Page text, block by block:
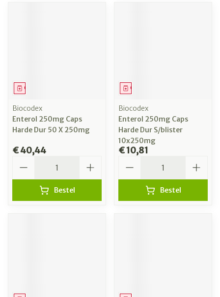
Geneesmiddel
Biocodex
Enterol 250mg Caps
Harde Dur 50 X 250mg
€ 40,44
Bestel
Geneesmiddel
Biocodex
Enterol 250mg Caps
Harde Dur S/blister
10x250mg
€ 10,81
Bestel